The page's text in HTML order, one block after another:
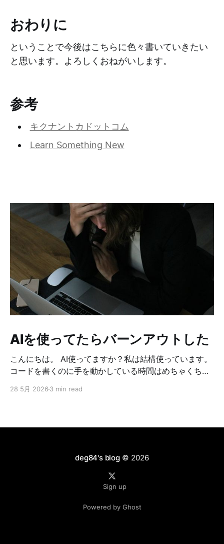
おわりに
ということで今後はこちらに色々書いていきたい
と思います。よろしくおねがいします。
参考
キクナントカドットコム
Learn Something New
AIを使ってたらバーンアウトした
こんにちは。 AI使ってますか？私は結構使っています。
コードを書くのに手を動かしている時間はめちゃくちゃ
が起こった時の原因調査も、何もかもAIを使っていま
き症候群のような状態になってしまいました。よくある
しようとしているのかを書いておこうかと思います。 何
に使っているのはClaude Codeです。 朝起きたら
28 5月 2026 3 min read
deg84's blog© 2026
Sign up
Powered by Ghost